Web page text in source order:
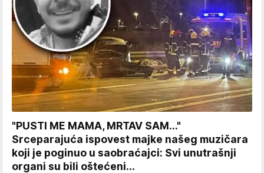
"PUSTI ME MAMA, MRTAV SAM..."
Srceparajuća ispovest majke našeg muzičara
koji je poginuo u saobraćajci: Svi unutrašnji
organi su bili oštećeni...